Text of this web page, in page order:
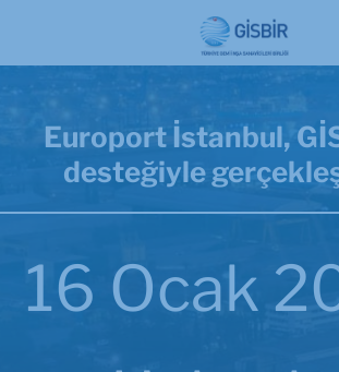
Europort İstanbul,
desteğiyle
16 Ocak